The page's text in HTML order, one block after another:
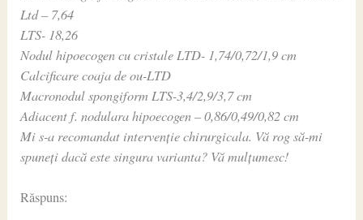
Ltd – 7,64
LTS- 18,26
Nodul hipoecogen cu cristale LTD- 1,74/0,72/1,9 cm
Calcificare coaja de ou-LTD
Macronodul spongiform LTS-3,4/2,9/3,7 cm
Adiacent f. nodulara hipoecogen – 0,86/0,49/0,82 cm
Mi s-a recomandat intervenție chirurgicala. Vă rog să-mi
spuneți dacă este singura varianta? Vă mulțumesc!
Răspuns: